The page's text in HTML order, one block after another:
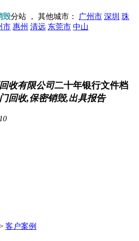
毁分站 ， 其他城市： 广州市 深圳 珠
市 惠州 清远 东莞市 中山
收有限公司二十年银行文件档
门回收,保密销毁,出具报告
客户案例